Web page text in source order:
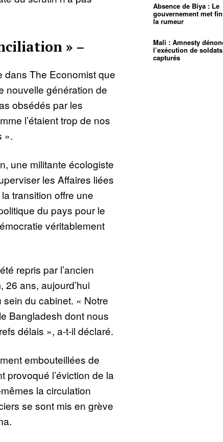
» –
dans The Economist que
nouvelle génération de
obsédés par les
l’étaient trop de nos
».
une militante écologiste
les Affaires liées
transition offre une
du pays pour le
véritablement
repris par l’ancien
26 ans, aujourd’hui
du cabinet. « Notre
Bangladesh dont nous
délais », a-t-il déclaré.
embouteillées de
provoqué l’éviction de la
la circulation
se sont mis en grève
Absence de Biya : Le
gouvernement met
la rumeur
Mali : Amnesty
l’exécution de soldats
capturés